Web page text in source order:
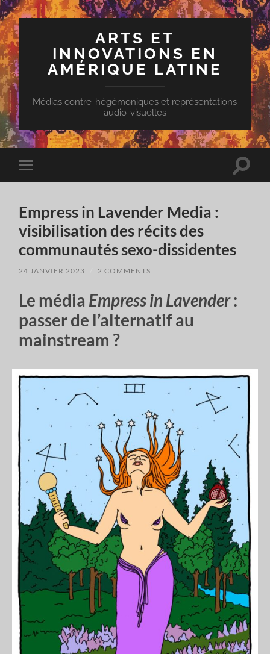
ARTS ET
INNOVATIONS EN
AMÉRIQUE LATINE
Médias contre-hégémoniques et représentations
audio-visuelles
Toggle
mobile
Toggle
Empress in Lavender Media :
visibilisation des récits des
communautés sexo-dissidentes
24 JANVIER 2023 2 COMMENTS
Le média Empress in Lavender:
passer de l’alternatif au
mainstream ?